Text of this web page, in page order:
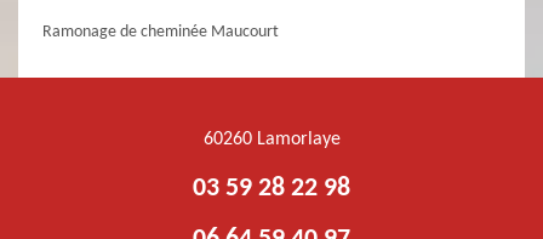
Ramonage de cheminée Maucourt
60260 Lamorlaye
03 59 28 22 98